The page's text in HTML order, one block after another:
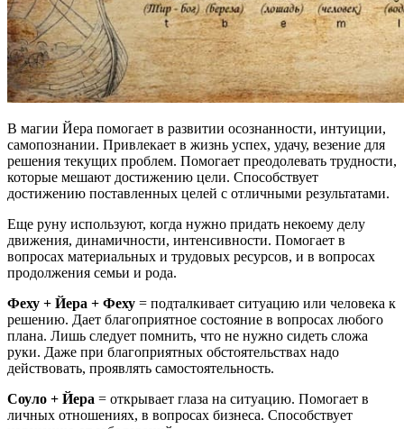
В магии Йера помогает в развитии осознанности, интуиции,
самопознании. Привлекает в жизнь успех, удачу, везение для
решения текущих проблем. Помогает преодолевать трудности,
которые мешают достижению цели. Способствует
достижению поставленных целей с отличными результатами.
Еще руну используют, когда нужно придать некоему делу
движения, динамичности, интенсивности. Помогает в
вопросах материальных и трудовых ресурсов, и в вопросах
продолжения семьи и рода.
Феху + Йера + Феху = подталкивает ситуацию или человека к
решению. Дает благоприятное состояние в вопросах любого
плана. Лишь следует помнить, что не нужно сидеть сложа
руки. Даже при благоприятных обстоятельствах надо
действовать, проявлять самостоятельность.
Соуло + Йера = открывает глаза на ситуацию. Помогает в
личных отношениях, в вопросах бизнеса. Способствует